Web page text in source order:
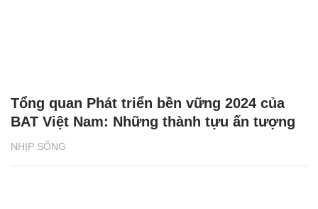
NHỊP SỐNG
Tổng quan Phát triển bền vững 2024 của
BAT Việt Nam: Những thành tựu ấn tượng